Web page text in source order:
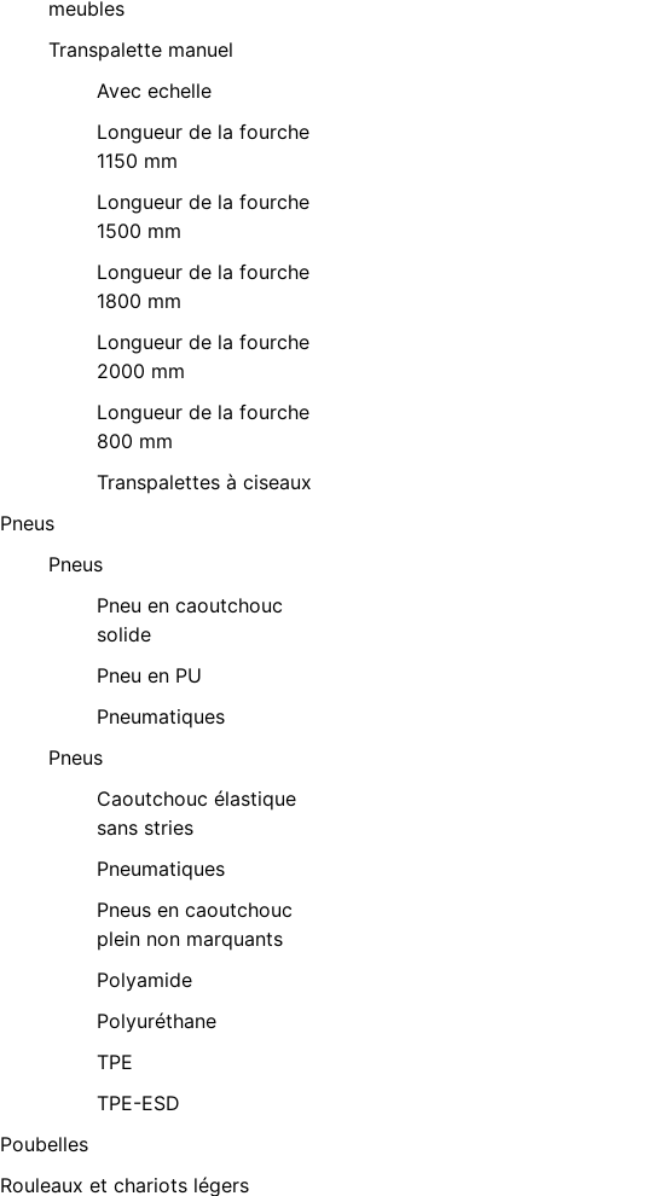
meubles
Transpalette manuel
Avec echelle
Longueur de la fourche
1150 mm
Longueur de la fourche
1500 mm
Longueur de la fourche
1800 mm
Longueur de la fourche
2000 mm
Longueur de la fourche
800 mm
Transpalettes à ciseaux
Pneus
Pneus
Pneu en caoutchouc
solide
Pneu en PU
Pneumatiques
Pneus
Caoutchouc élastique
sans stries
Pneumatiques
Pneus en caoutchouc
plein non marquants
Polyamide
Polyuréthane
TPE
TPE-ESD
Poubelles
Rouleaux et chariots légers